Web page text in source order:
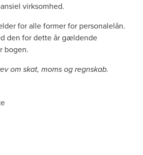
virksomhed.
for alle former for personalelån.
den for dette år gældende
bogen.
om skat, moms og regnskab.